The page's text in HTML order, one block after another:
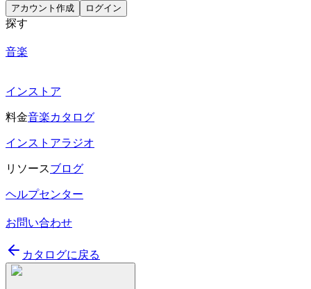
アカウント作成 ログイン
探す
音楽
インストア
料金音楽カタログ
インストアラジオ
リソースブログ
ヘルプセンター
お問い合わせ
カタログに戻る